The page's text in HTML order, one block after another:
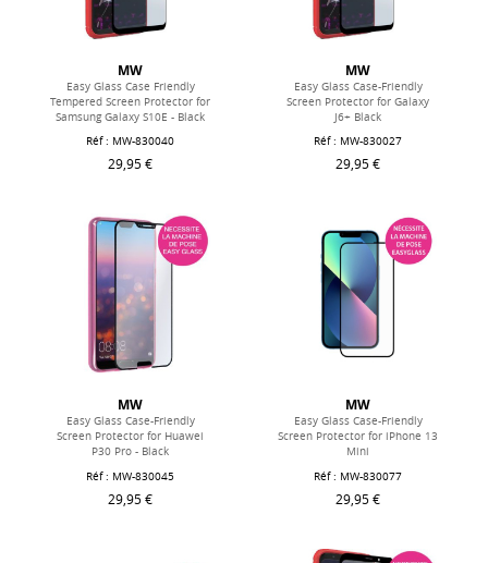
MW
Easy Glass Case Friendly
Tempered Screen Protector for
Samsung Galaxy S10E - Black
Réf : MW-830040
29,95 €
MW
Easy Glass Case-Friendly
Screen Protector for Galaxy
J6+ Black
Réf : MW-830027
29,95 €
MW
Easy Glass Case-Friendly
Screen Protector for Huawei
P30 Pro - Black
Réf : MW-830045
29,95 €
MW
Easy Glass Case-Friendly
Screen Protector for iPhone 13
Mini
Réf : MW-830077
29,95 €